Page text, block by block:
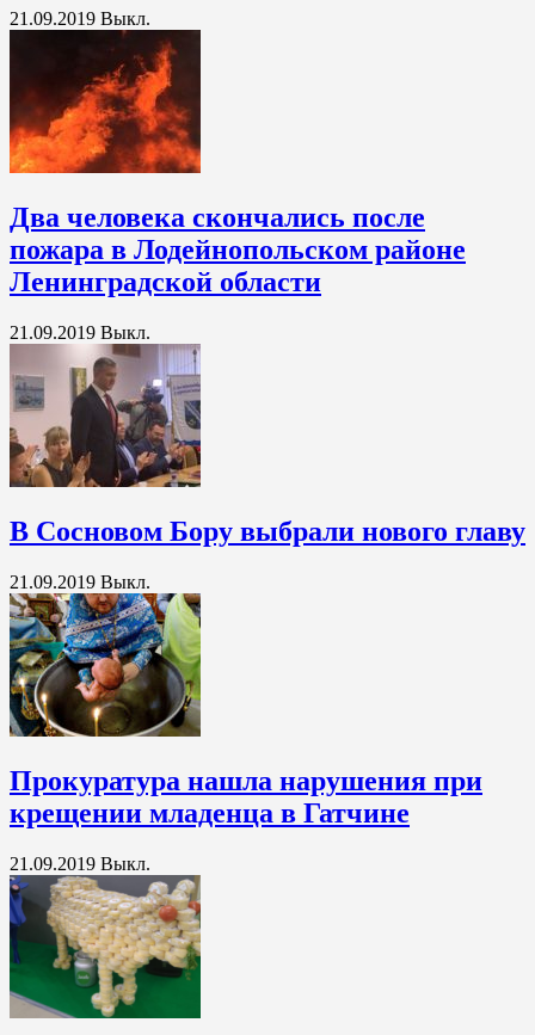
21.09.2019 Выкл.
Два человека скончались после
пожара в Лодейнопольском районе
Ленинградской области
21.09.2019 Выкл.
В Сосновом Бору выбрали нового главу
21.09.2019 Выкл.
Прокуратура нашла нарушения при
крещении младенца в Гатчине
21.09.2019 Выкл.